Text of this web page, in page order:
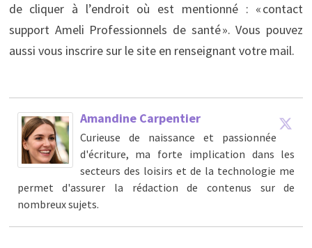
de cliquer à l’endroit où est mentionné : « contact
support Ameli Professionnels de santé ». Vous pouvez
aussi vous inscrire sur le site en renseignant votre mail.
Amandine Carpentier
Curieuse de naissance et passionnée
d'écriture, ma forte implication dans les
secteurs des loisirs et de la technologie me
permet d'assurer la rédaction de contenus sur de
nombreux sujets.